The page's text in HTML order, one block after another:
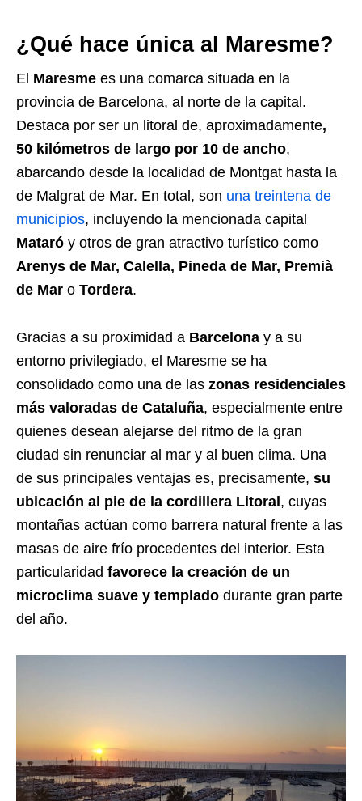
¿Qué hace única al Maresme?
El Maresme es una comarca situada en la
provincia de Barcelona, al norte de la capital.
Destaca por ser un litoral de, aproximadamente,
50 kilómetros de largo por 10 de ancho,
abarcando desde la localidad de Montgat hasta la
de Malgrat de Mar. En total, son una treintena de
municipios, incluyendo la mencionada capital
Mataró y otros de gran atractivo turístico como
Arenys de Mar, Calella, Pineda de Mar, Premià
de Mar o Tordera.
Gracias a su proximidad a Barcelona y a su
entorno privilegiado, el Maresme se ha
consolidado como una de las zonas residenciales
más valoradas de Cataluña, especialmente entre
quienes desean alejarse del ritmo de la gran
ciudad sin renunciar al mar y al buen clima. Una
de sus principales ventajas es, precisamente, su
ubicación al pie de la cordillera Litoral , cuyas
montañas actúan como barrera natural frente a las
masas de aire frío procedentes del interior. Esta
particularidad favorece la creación de un
microclima suave y templado durante gran parte
del año.